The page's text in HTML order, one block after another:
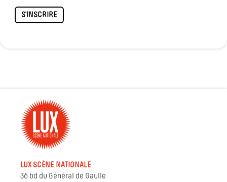
S'INSCRIRE
LUX SCÈNE NATIONALE
36 bd du Général de Gaulle